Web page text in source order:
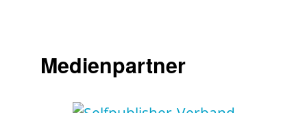
Medienpartner